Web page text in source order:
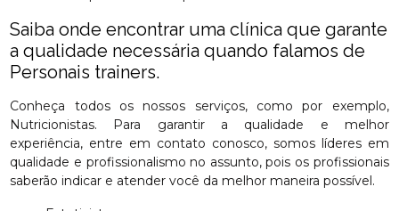
Saiba onde encontrar uma clínica que garante
a qualidade necessária quando falamos de
Personais trainers.
Conheça todos os nossos serviços, como por exemplo,
Nutricionistas. Para garantir a qualidade e melhor
experiência, entre em contato conosco, somos líderes em
qualidade e profissionalismo no assunto, pois os profissionais
saberão indicar e atender você da melhor maneira possível.